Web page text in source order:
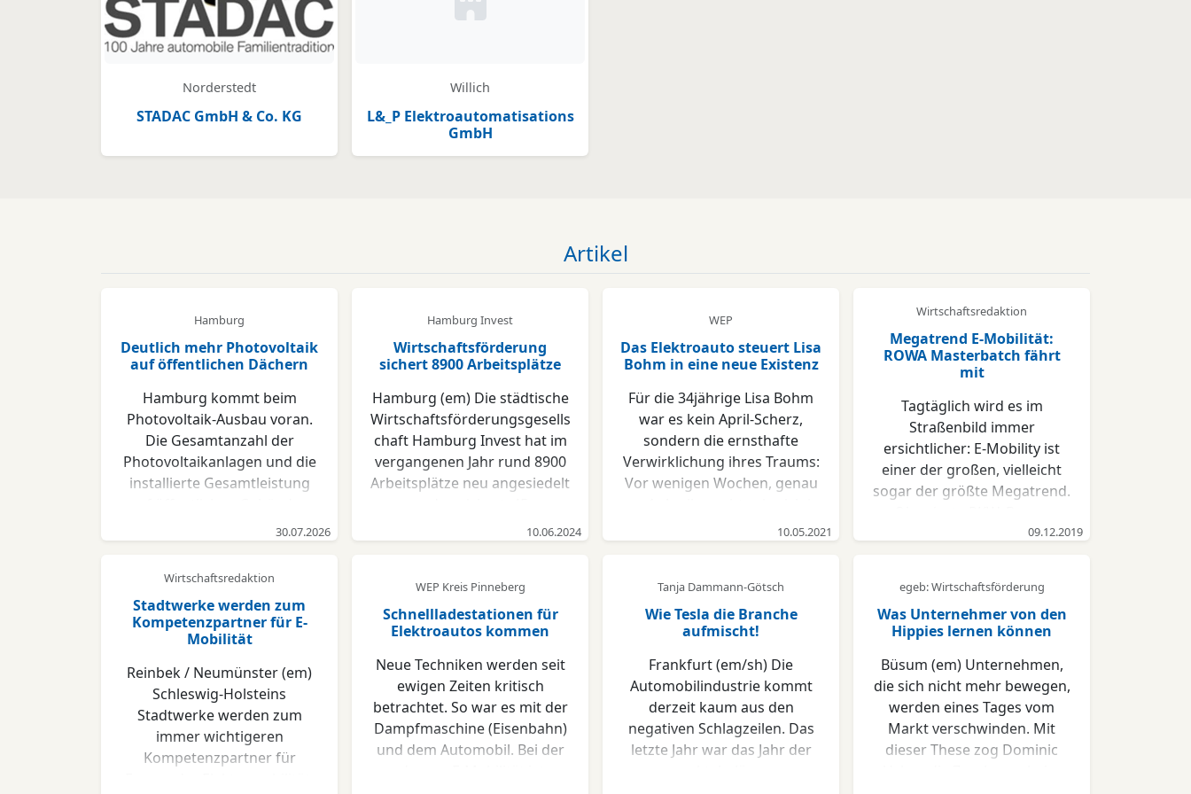
Norderstedt
STADAC GmbH & Co. KG
Kein Bild oder Logo hinterlegt
Willich
L&_P Elektroautomatisations
GmbH
Artikel
Hamburg
Deutlich mehr Photovoltaik
auf öffentlichen Dächern
Hamburg kommt beim
Photovoltaik-Ausbau voran.
Die Gesamtanzahl der
Photovoltaikanlagen und die
installierte Gesamtleistung
steigen deutlich an. Mit
insgesamt nun 286 Anlagen
von 11.153 kWp wurde im
Jahr 2025 ein neuer
Höchststand erreicht. Diese
die Stadt den Ausbau der
Solarenergie konsequent und
wirkungsvoll vorantreibt.
Katharina Fegebank,
Senatorin für Umwelt, Klima,
30.07.2026
Hamburg Invest
Wirtschaftsförderung
sichert 8900 Arbeitsplätze
Hamburg (em) Die städtische
Wirtschaftsförderungsgesells
chaft Hamburg Invest hat im
vergangenen Jahr rund 8900
Arbeitsplätze neu angesiedelt
Unternehmen wurden 2023
neu angesiedelt. Die
geschaffenen Arbeitsplätze
entfällt auf die Bereiche
erneuerbare Energien,
Mehr als die Hälfte der
Ansiedlungen im
vergangenen Jahr kam aus
dem Ausland – mit starken
Impulsen aus Skandinavien.
10.06.2024
WEP
Das Elektroauto steuert Lisa
Bohm in eine neue Existenz
Für die 34jährige Lisa Bohm
war es kein April-Scherz,
sondern die ernsthafte
Verwirklichung ihres Traums:
Vor wenigen Wochen, genau
Rellingen als zertifizierte
Beraterin für Elektromobilität
selbstständig. Seither bietet
sie Unternehmen und
Privatkunden ihre Rundum-
die Elektromobilität und für
die nachhaltige
Stromerzeugung an, arbeitet
im Bereich Erneuerbare
Energien auch mit
10.05.2021
Wirtschaftsredaktion
Megatrend E-Mobilität:
ROWA Masterbatch fährt
mit
Tagtäglich wird es im
Straßenbild immer
ersichtlicher: E-Mobility ist
einer der großen, vielleicht
sogar der größte Megatrend.
Shuttle- oder Sharing-
im Stadt- und Fernverkehr –
und mit ihnen immer
häufiger auch ROWA
Masterbatch. Nach
Schätzung des Kraftfahrt-
Bundesamtes gibt es allein in
Deutschland aktuell über
200.000 Elektrofahrzeuge
09.12.2019
Wirtschaftsredaktion
Stadtwerke werden zum
Kompetenzpartner für E-
Mobilität
Reinbek / Neumünster (em)
Schleswig-Holsteins
Stadtwerke werden zum
immer wichtigeren
Kompetenzpartner für
WEP Kreis Pinneberg
Schnellladestationen für
Elektroautos kommen
Neue Techniken werden seit
ewigen Zeiten kritisch
betrachtet. So war es mit der
Dampfmaschine (Eisenbahn)
und dem Automobil. Bei der
Tanja Dammann-Götsch
Wie Tesla die Branche
aufmischt!
Frankfurt (em/sh) Die
Automobilindustrie kommt
derzeit kaum aus den
negativen Schlagzeilen. Das
letzte Jahr war das Jahr der
egeb: Wirtschaftsförderung
Was Unternehmer von den
Hippies lernen können
Büsum (em) Unternehmen,
die sich nicht mehr bewegen,
werden eines Tages vom
Markt verschwinden. Mit
dieser These zog Dominic